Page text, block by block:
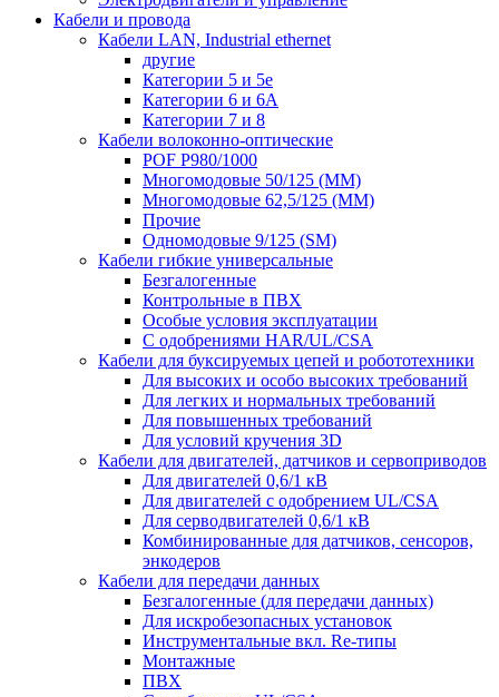
Кабели и провода
Кабели LAN, Industrial ethernet
другие
Категории 5 и 5е
Категории 6 и 6A
Категории 7 и 8
Кабели волоконно-оптические
POF P980/1000
Многомодовые 50/125 (ММ)
Многомодовые 62,5/125 (ММ)
Прочие
Одномодовые 9/125 (SM)
Кабели гибкие универсальные
Безгалогенные
Контрольные в ПВХ
Особые условия эксплуатации
С одобрениями HAR/UL/CSA
Кабели для буксируемых цепей и робототехники
Для высоких и особо высоких требований
Для легких и нормальных требований
Для повышенных требований
Для условий кручения 3D
Кабели для двигателей, датчиков и сервоприводов
Для двигателей 0,6/1 кВ
Для двигателей с одобрением UL/CSA
Для серводвигателей 0,6/1 кВ
Комбинированные для датчиков, cенсоров,
энкодеров
Кабели для передачи данных
Безгалогенные (для передачи данных)
Для искробезопасных установок
Инструментальные вкл. Re-типы
Монтажные
ПВХ